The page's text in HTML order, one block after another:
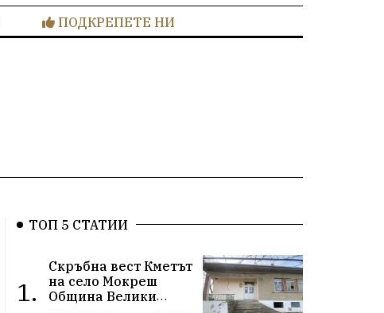
ПОДКРЕПЕТЕ НИ
ТОП 5 СТАТИИ
1.
Скръбна вест Кметът
на село Мокреш
Община Велики